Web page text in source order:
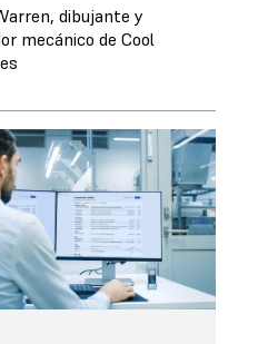
dibujante y
mecánico de Cool